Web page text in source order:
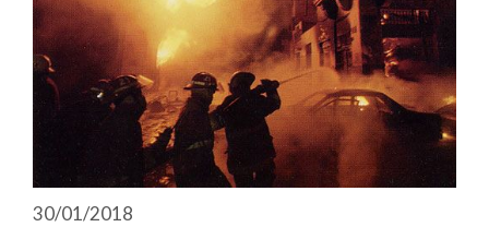
30/01/2018